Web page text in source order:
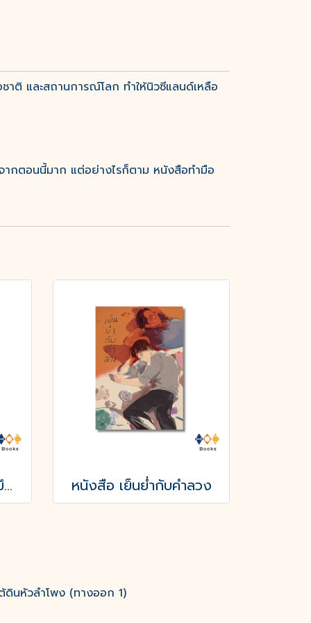
ติ และสถานการณ์โลก ทำให้นิวซีแลนด์เหลือ
ากตอนนี้มาก แต่อย่างไรก็ตาม หนังสือทำมือ
หนังสือ รวมเรื่องสั้น หมึกบทและชีวารสอื่น ๆ หนังสือ เย็นย่ำกับคำลวง
นหัวลำโพง (ทางออก 1)